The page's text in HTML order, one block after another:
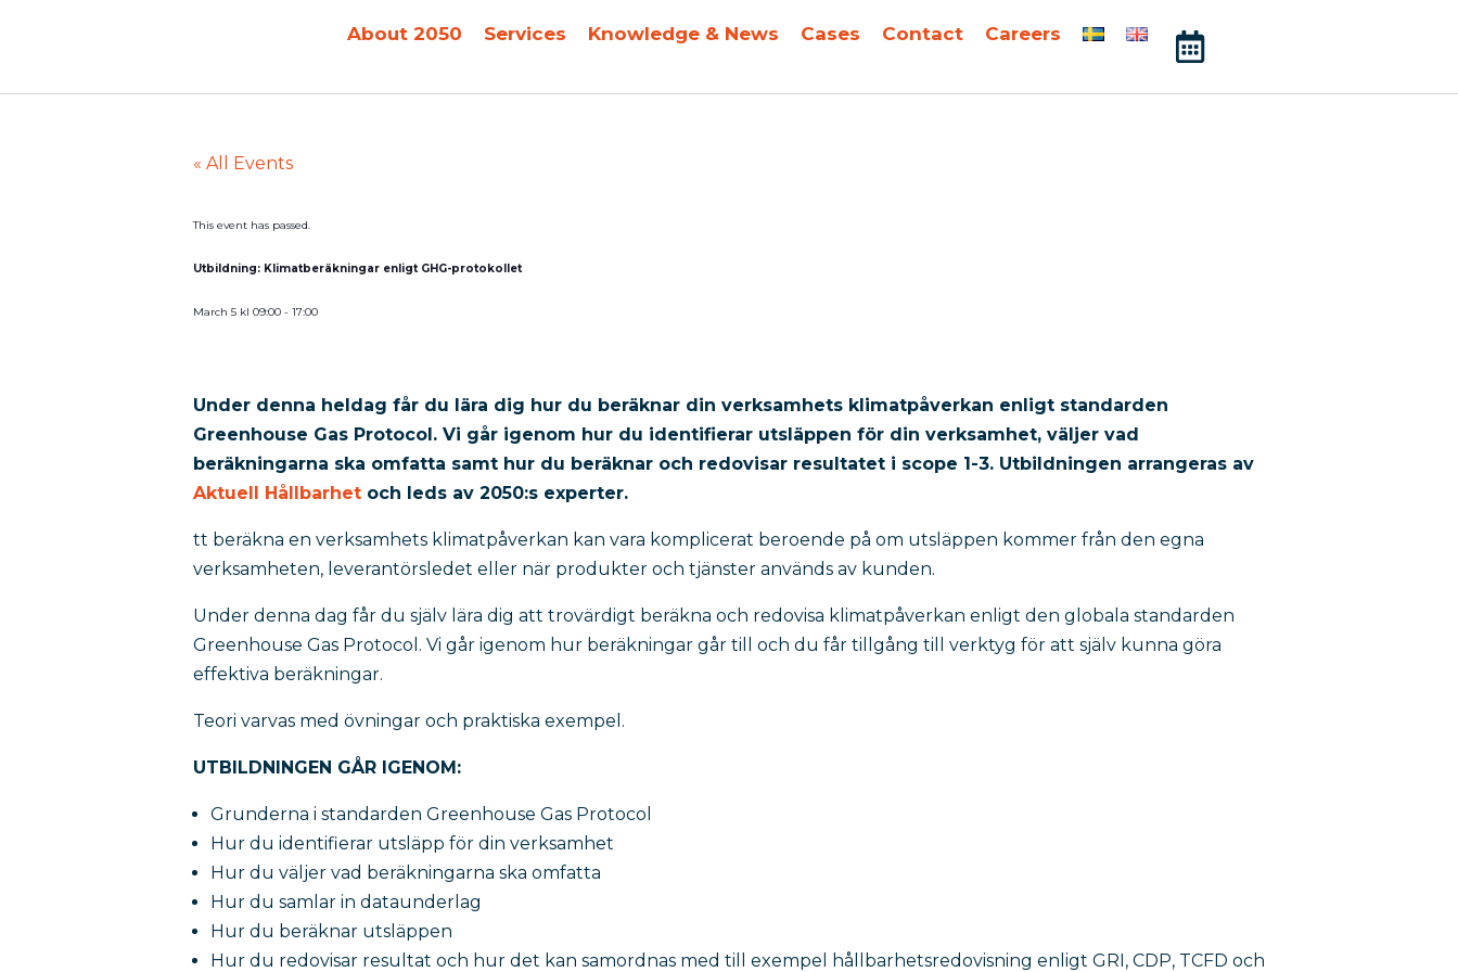
About 2050 Services Knowledge & News Cases Contact Careers
« All Events
This event has passed.
Utbildning: Klimatberäkningar enligt GHG-protokollet
March 5 kl 09:00 - 17:00
Under denna heldag får du lära dig hur du beräknar din verksamhets klimatpåverkan enligt standarden
Greenhouse Gas Protocol. Vi går igenom hur du identifierar utsläppen för din verksamhet, väljer vad
beräkningarna ska omfatta samt hur du beräknar och redovisar resultatet i scope 1-3. Utbildningen arrangeras av
Aktuell Hållbarhet och leds av 2050:s experter.
tt beräkna en verksamhets klimatpåverkan kan vara komplicerat beroende på om utsläppen kommer från den egna
verksamheten, leverantörsledet eller när produkter och tjänster används av kunden.
Under denna dag får du själv lära dig att trovärdigt beräkna och redovisa klimatpåverkan enligt den globala standarden
Greenhouse Gas Protocol. Vi går igenom hur beräkningar går till och du får tillgång till verktyg för att själv kunna göra
effektiva beräkningar.
Teori varvas med övningar och praktiska exempel.
UTBILDNINGEN GÅR IGENOM:
Grunderna i standarden Greenhouse Gas Protocol
Hur du identifierar utsläpp för din verksamhet
Hur du väljer vad beräkningarna ska omfatta
Hur du samlar in dataunderlag
Hur du beräknar utsläppen
Hur du redovisar resultat och hur det kan samordnas med till exempel hållbarhetsredovisning enligt GRI, CDP, TCFD och